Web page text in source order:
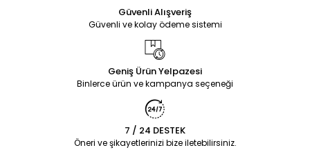
Güvenli Alışveriş
Güvenli ve kolay ödeme sistemi
Geniş Ürün Yelpazesi
Binlerce ürün ve kampanya seçeneği
7 / 24 DESTEK
Öneri ve şikayetlerinizi bize iletebilirsiniz.